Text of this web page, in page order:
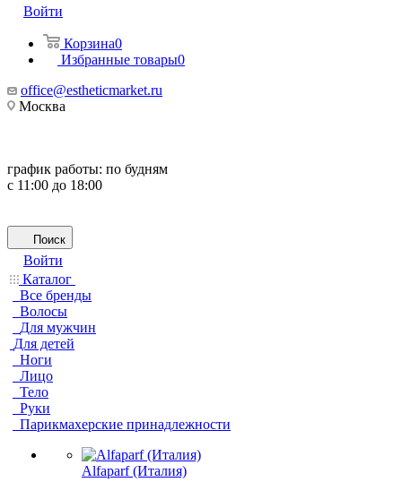
Войти
Корзина0
Избранные товары0
office@estheticmarket.ru
Москва
график работы: по будням
с 11:00 до 18:00
Поиск
Войти
Каталог
Все бренды
Волосы
Для мужчин
Для детей
Ноги
Лицо
Тело
Руки
Парикмахерские принадлежности
Alfaparf (Италия)